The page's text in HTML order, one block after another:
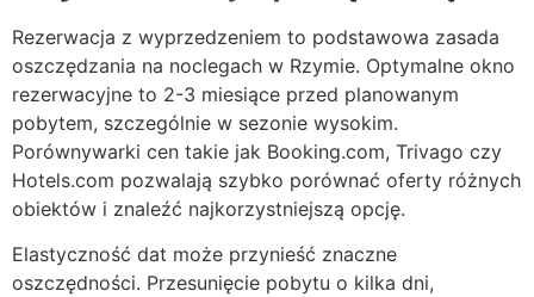
Rezerwacja z wyprzedzeniem to podstawowa zasada
oszczędzania na noclegach w Rzymie. Optymalne okno
rezerwacyjne to 2-3 miesiące przed planowanym
pobytem, szczególnie w sezonie wysokim.
Porównywarki cen takie jak Booking.com, Trivago czy
Hotels.com pozwalają szybko porównać oferty różnych
obiektów i znaleźć najkorzystniejszą opcję.
Elastyczność dat może przynieść znaczne
oszczędności. Przesunięcie pobytu o kilka dni,